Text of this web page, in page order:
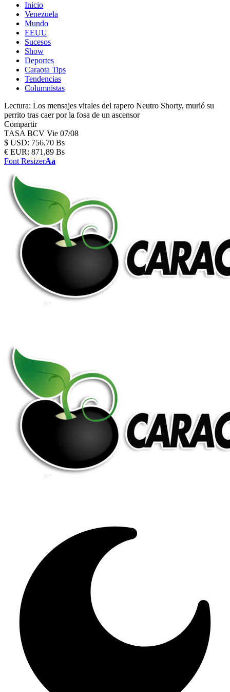
Inicio
Venezuela
Mundo
EEUU
Sucesos
Show
Deportes
Caraota Tips
Tendencias
Columnistas
Lectura: Los mensajes virales del rapero Neutro Shorty, murió su
perrito tras caer por la fosa de un ascensor
Compartir
TASA BCV Vie 07/08
$ USD: 756,70 Bs
€ EUR: 871,89 Bs
Font ResizerAa